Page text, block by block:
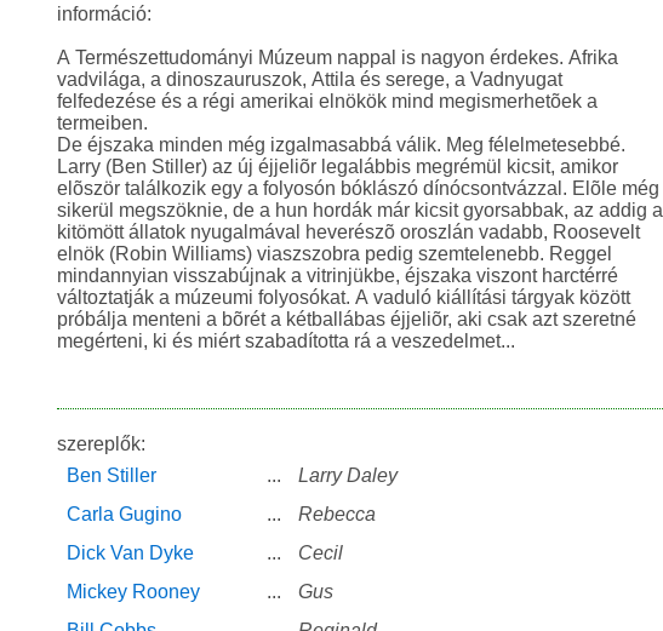
információ:
A Természettudományi Múzeum nappal is nagyon érdekes. Afrika
vadvilága, a dinoszauruszok, Attila és serege, a Vadnyugat
felfedezése és a régi amerikai elnökök mind megismerhetõek a
termeiben.
De éjszaka minden még izgalmasabbá válik. Meg félelmetesebbé.
Larry (Ben Stiller) az új éjjeliõr legalábbis megrémül kicsit, amikor
elõször találkozik egy a folyosón bóklászó dínócsontvázzal. Elõle még
sikerül megszöknie, de a hun hordák már kicsit gyorsabbak, az addig a
kitömött állatok nyugalmával heverészõ oroszlán vadabb, Roosevelt
elnök (Robin Williams) viaszszobra pedig szemtelenebb. Reggel
mindannyian visszabújnak a vitrinjükbe, éjszaka viszont harctérré
változtatják a múzeumi folyosókat. A vaduló kiállítási tárgyak között
próbálja menteni a bõrét a kétballábas éjjeliõr, aki csak azt szeretné
megérteni, ki és miért szabadította rá a veszedelmet...
szereplők:
Ben Stiller
...
Larry Daley
Carla Gugino
...
Rebecca
Dick Van Dyke
...
Cecil
Mickey Rooney
...
Gus